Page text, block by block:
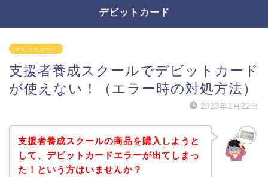
デビットカード
デビットカード
支援者養成スクールでデビットカード
が使えない！（エラー時の対処方法）
2023年1月22日
支援者養成スクールの商品を購入しようと
して、デビットカードエラーが出てしまっ
た！という方はいませんか？